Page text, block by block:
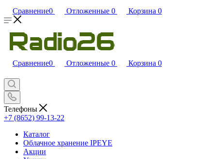
Сравнение0 Отложенные 0 Корзина 0
Сравнение0 Отложенные 0 Корзина 0
Телефоны
+7 (8652) 99-13-22
Каталог
Облачное хранение IPEYE
Акции